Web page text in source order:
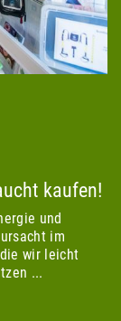
kaufen!
und
im
wir leicht
...